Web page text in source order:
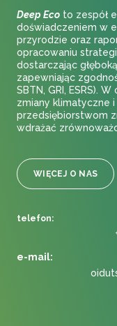
Deep Eco to zespół
doświadczeniem w
przyrodzie oraz
opracowaniu
dostarczając
zapewniając
SBTN, GRI, ESRS).
zmiany klimatyczne
przedsiębiorstwom
wdrażać
WIĘCEJ O NAS
telefon:
e-mail: